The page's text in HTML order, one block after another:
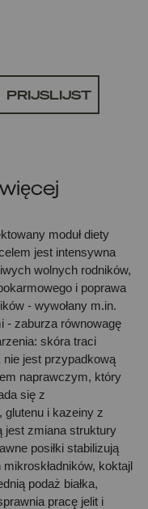
PRIJSLIJST
moduł diety
jest intensywna
wolnych rodników,
i poprawa
- wywołany m.in.
- zaburza równowagę
skóra traci
nie jest przypadkową
naprawczym, który
się z
glutenu i kazeiny z
jest zmiana struktury
posiłki stabilizują
koktajl
podaż białka,
pracę jelit i